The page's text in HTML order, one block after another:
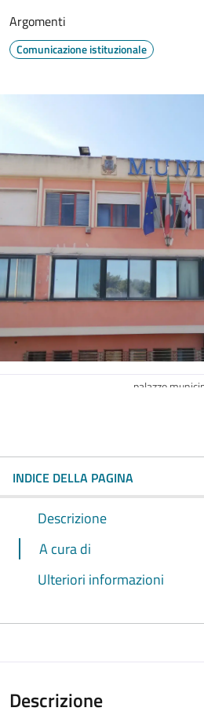
Argomenti
Comunicazione istituzionale
palazzo
INDICE DELLA PAGINA
Descrizione
A cura di
Ulteriori informazioni
Descrizione